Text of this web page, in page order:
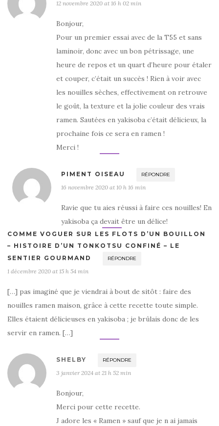
12 novembre 2020 at 16 h 02 min
Bonjour,
Pour un premier essai avec de la T55 et sans
laminoir, donc avec un bon pétrissage, une
heure de repos et un quart d’heure pour étaler
et couper, c’était un succès ! Rien à voir avec
les nouilles sèches, effectivement on retrouve
le goût, la texture et la jolie couleur des vrais
ramen. Sautées en yakisoba c’était délicieux, la
prochaine fois ce sera en ramen !
Merci !
PIMENT OISEAU RÉPONDRE
16 novembre 2020 at 10 h 16 min
Ravie que tu aies réussi à faire ces nouilles! En
yakisoba ça devait être un délice!
COMME VOGUER SUR LES FLOTS D’UN BOUILLON
– HISTOIRE D’UN TONKOTSU CONFINÉ – LE
SENTIER GOURMAND
RÉPONDRE
1 décembre 2020 at 15 h 54 min
[…] pas imaginé que je viendrai à bout de sitôt : faire des
nouilles ramen maison, grâce à cette recette toute simple.
Elles étaient délicieuses en yakisoba ; je brûlais donc de les
servir en ramen. […]
SHELBY RÉPONDRE
3 janvier 2024 at 21 h 52 min
Bonjour,
Merci pour cette recette.
J adore les « Ramen » sauf que je n ai jamais